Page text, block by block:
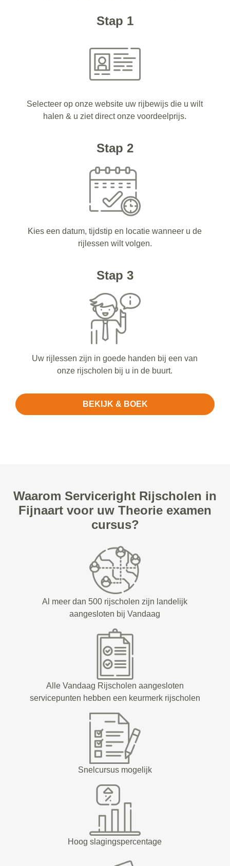
Stap 1
Selecteer op onze website uw rijbewijs die u wilt
halen & u ziet direct onze voordeelprijs.
Stap 2
Kies een datum, tijdstip en locatie wanneer u de
rijlessen wilt volgen.
Stap 3
Uw rijlessen zijn in goede handen bij een van
onze rijscholen bij u in de buurt.
BEKIJK & BOEK
Waarom Serviceright Rijscholen in
Fijnaart voor uw Theorie examen
cursus?
Al meer dan 500 rijscholen zijn landelijk
aangesloten bij Vandaag
Alle Vandaag Rijscholen aangesloten
servicepunten hebben een keurmerk rijscholen
Snelcursus mogelijk
Hoog slagingspercentage